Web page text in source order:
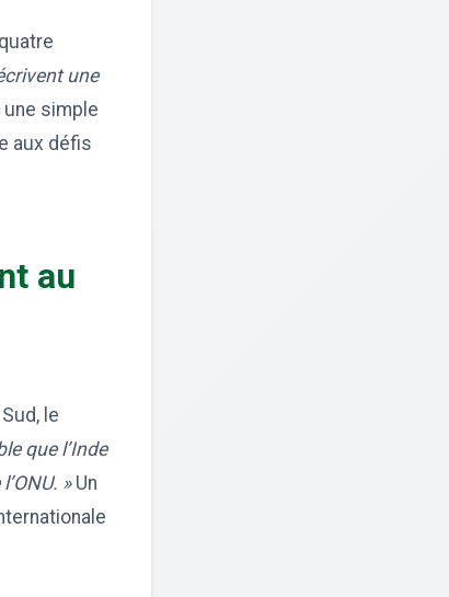
une
une simple
aux défis
au
le
que l’Inde
» Un